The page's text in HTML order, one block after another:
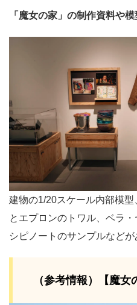
「魔女の家」の制作資料や模
建物の1/20スケール内部模
とエプロンのトワル、ベラ
シピノートのサンプルなどが
（参考情報）【魔女